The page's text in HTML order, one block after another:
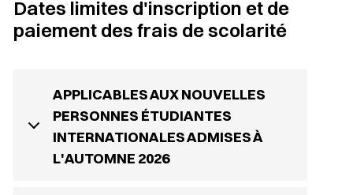
Dates limites d'inscription et de
paiement des frais de scolarité
APPLICABLES AUX NOUVELLES
PERSONNES ÉTUDIANTES
INTERNATIONALES ADMISES À
L'AUTOMNE 2026